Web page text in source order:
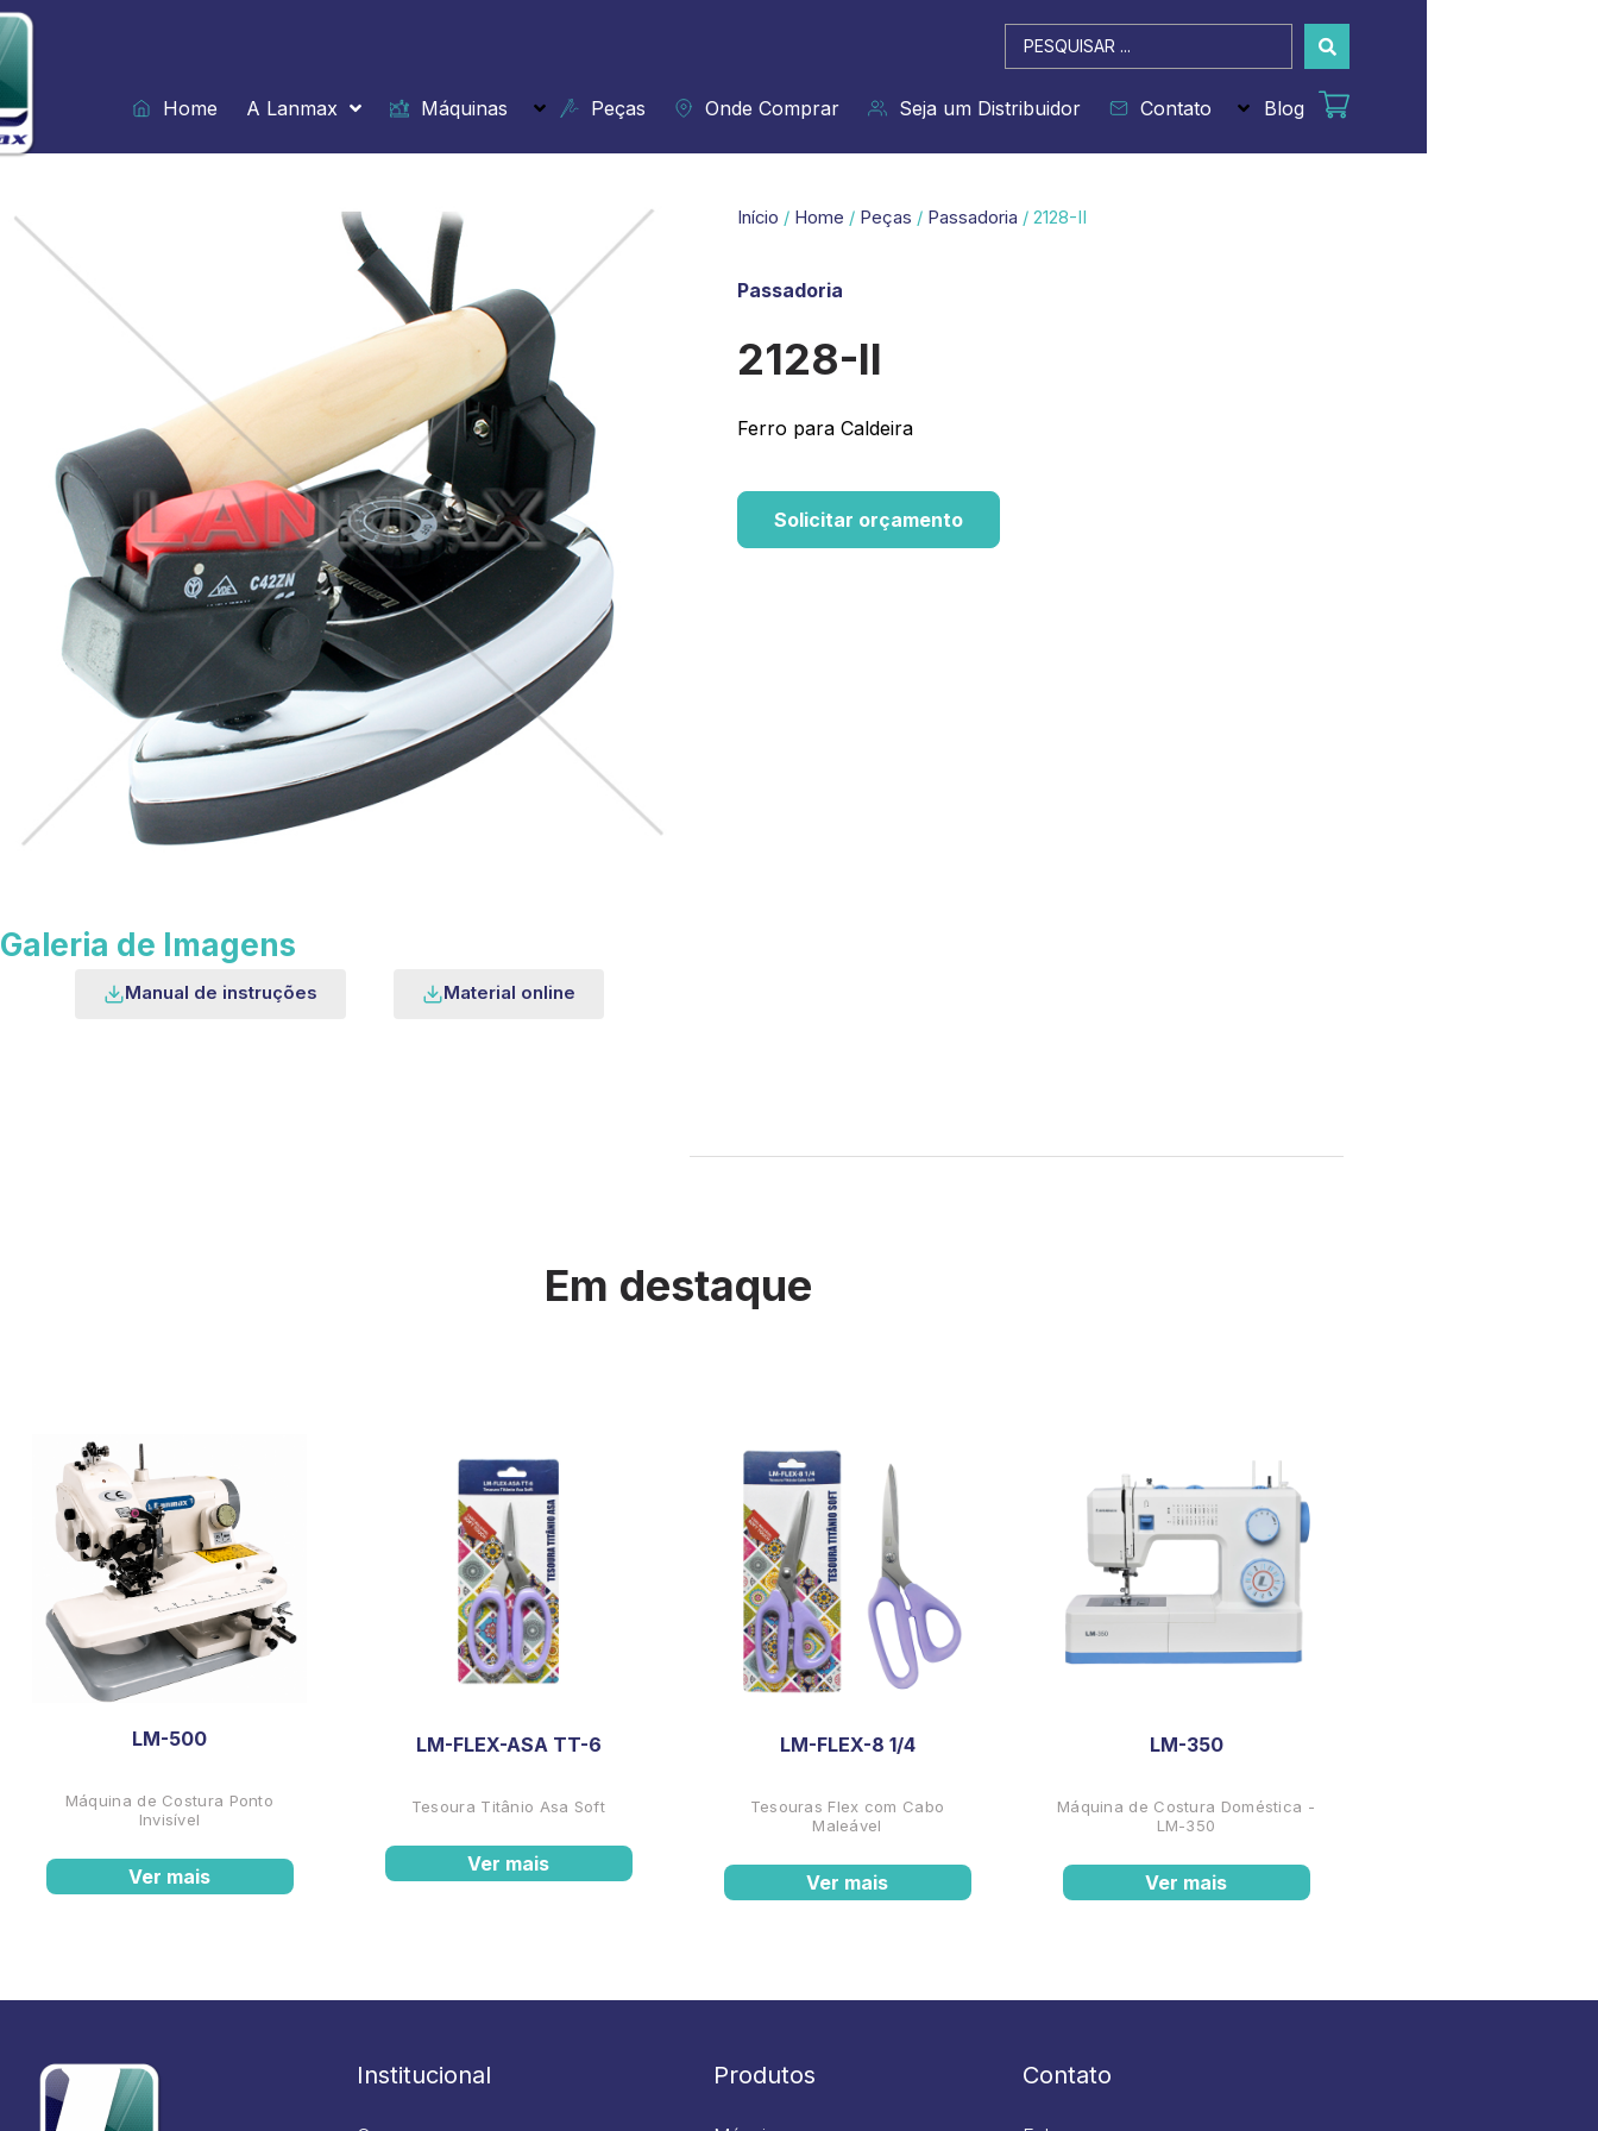
Ir
para
o
conteúdo
Pesquisar
...
Home
A Lanmax Máquinas Peças Onde Comprar Seja um Distribuidor Contato Blog
Galeria de Imagens
Manual de instruções Material online
Início / Home / Peças / Passadoria / 2128-II
Passadoria
2128-II
Ferro para Caldeira
Solicitar orçamento
Em destaque
LM-500
Máquina de Costura Ponto
Invisível
Ver mais
LM-FLEX-ASA TT-6
Tesoura Titânio Asa Soft
Ver mais
LM-FLEX-8 1/4
Tesouras Flex com Cabo
Maleável
Ver mais
LM-350
Máquina de Costura Doméstica -
LM-350
Ver mais
Institucional Produtos Contato